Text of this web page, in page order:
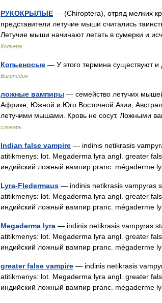
РУКОКРЫЛЫЕ — (Chiroptera), отряд мелких
представители летучие мыши считались
Летучие мыши начинают летать в сумерки и
Кольера
Копьеносые — У этого термина существуют
Википедия
ложные вампиры — семейство летучих
Африке, Южной и Юго Восточной Азии,
летучими мышами. Кровь не сосут. Ложными
словарь
Indian false vampire — indinis netikrasis
atitikmenys: lot. Megaderma lyra angl. greater
индийский ложный вампир pranc.
Lyra-Fledermaus — indinis netikrasis vampyras
atitikmenys: lot. Megaderma lyra angl. greater
индийский ложный вампир pranc.
Megaderma lyra — indinis netikrasis vampyras
atitikmenys: lot. Megaderma lyra angl. greater
индийский ложный вампир pranc.
greater false vampire — indinis netikrasis
atitikmenys: lot. Megaderma lyra angl. greater
индийский ложный вампир pranc.